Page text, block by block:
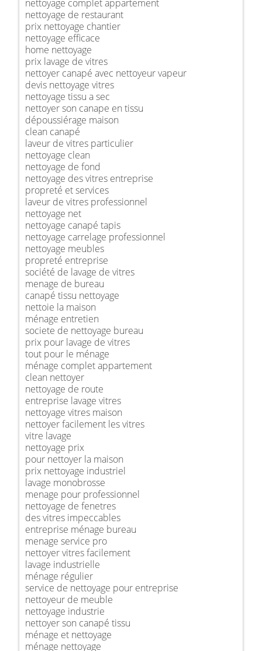
nettoyage complet appartement
nettoyage de restaurant
prix nettoyage chantier
nettoyage efficace
home nettoyage
prix lavage de vitres
nettoyer canapé avec nettoyeur vapeur
devis nettoyage vitres
nettoyage tissu a sec
nettoyer son canape en tissu
dépoussiérage maison
clean canapé
laveur de vitres particulier
nettoyage clean
nettoyage de fond
nettoyage des vitres entreprise
propreté et services
laveur de vitres professionnel
nettoyage net
nettoyage canapé tapis
nettoyage carrelage professionnel
nettoyage meubles
propreté entreprise
société de lavage de vitres
menage de bureau
canapé tissu nettoyage
nettoie la maison
ménage entretien
societe de nettoyage bureau
prix pour lavage de vitres
tout pour le ménage
ménage complet appartement
clean nettoyer
nettoyage de route
entreprise lavage vitres
nettoyage vitres maison
nettoyer facilement les vitres
vitre lavage
nettoyage prix
pour nettoyer la maison
prix nettoyage industriel
lavage monobrosse
menage pour professionnel
nettoyage de fenetres
des vitres impeccables
entreprise ménage bureau
menage service pro
nettoyer vitres facilement
lavage industrielle
ménage régulier
service de nettoyage pour entreprise
nettoyeur de meuble
nettoyage industrie
nettoyer son canapé tissu
ménage et nettoyage
ménage nettoyage